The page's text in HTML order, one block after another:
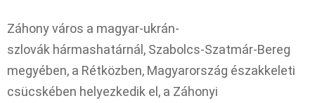
Záhony város a magyar-ukrán-
szlovák hármashatárnál, Szabolcs-Szatmár-Bereg
megyében, a Rétközben, Magyarország északkeleti
csücskében helyezkedik el, a Záhonyi